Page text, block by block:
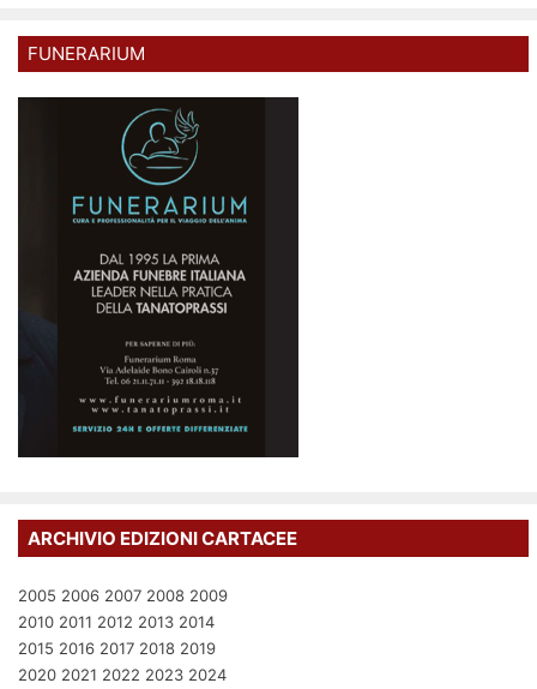
FUNERARIUM
ARCHIVIO EDIZIONI CARTACEE
2005 2006 2007 2008 2009
2010 2011 2012 2013 2014
2015 2016 2017 2018 2019
2020 2021 2022 2023 2024